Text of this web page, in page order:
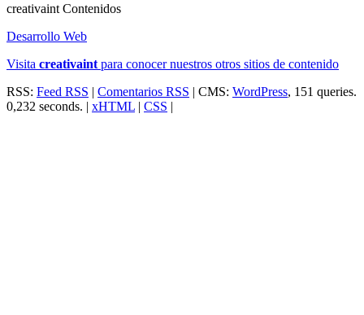
creativaint Contenidos
Desarrollo Web
Visita creativaint para conocer nuestros otros sitios de contenido
RSS: Feed RSS | Comentarios RSS | CMS: WordPress, 151 queries.
0,232 seconds. | xHTML | CSS |